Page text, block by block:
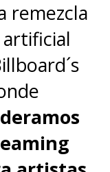
remezcla